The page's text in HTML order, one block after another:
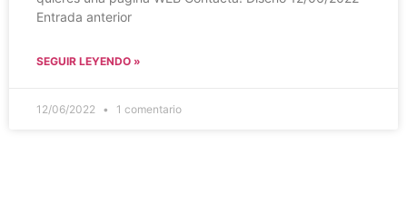
Entrada anterior
SEGUIR LEYENDO »
12/06/2022 1 comentario